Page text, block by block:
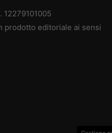
12279101005
prodotto editoriale ai sensi